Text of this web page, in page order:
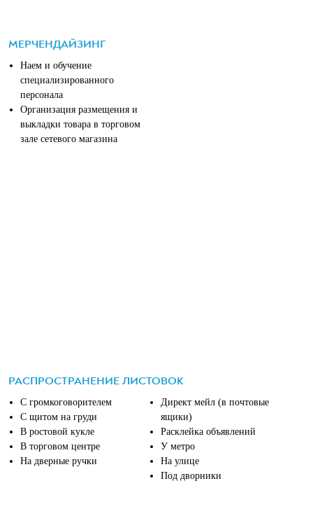
МЕРЧЕНДАЙЗИНГ
Наем и обучение
специализированного
персонала
Организация размещения и
выкладки товара в торговом
зале сетевого магазина
РАСПРОСТРАНЕНИЕ ЛИСТОВОК
С громкоговорителем
С щитом на груди
В ростовой кукле
В торговом центре
На дверные ручки
Директ мейл (в почтовые
ящики)
Расклейка объявлений
У метро
На улице
Под дворники